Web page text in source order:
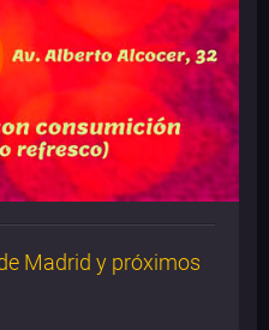
Madrid y próximos